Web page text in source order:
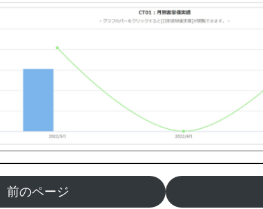
前のページ